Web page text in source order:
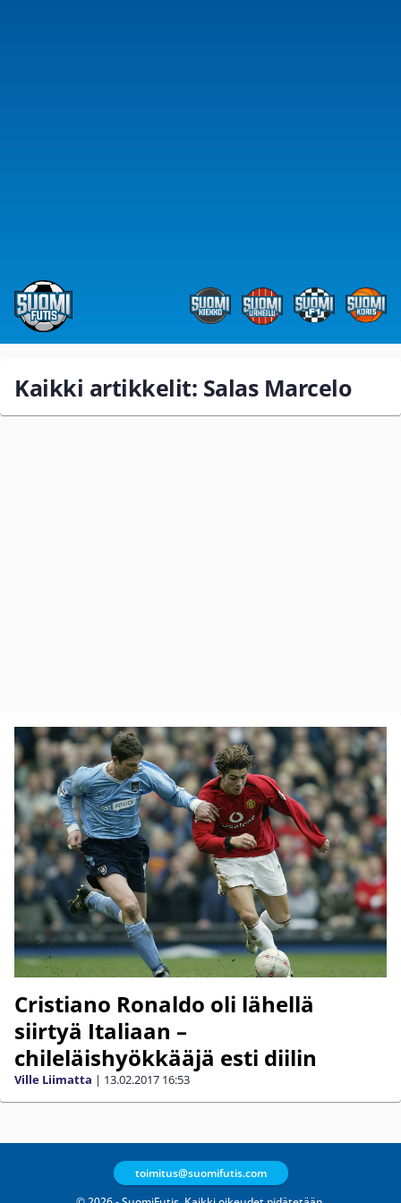
Kaikki artikkelit: Salas Marcelo
Cristiano Ronaldo oli lähellä
siirtyä Italiaan –
chileläishyökkääjä esti diilin
Ville Liimatta | 13.02.2017 16:53
toimitus@suomifutis.com